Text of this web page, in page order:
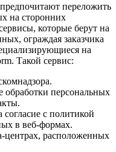
переложить
на сторонних
которые берут на
ограждая заказчика
на
Такой сервис:
персональных
с политикой
в веб-формах.
расположенных